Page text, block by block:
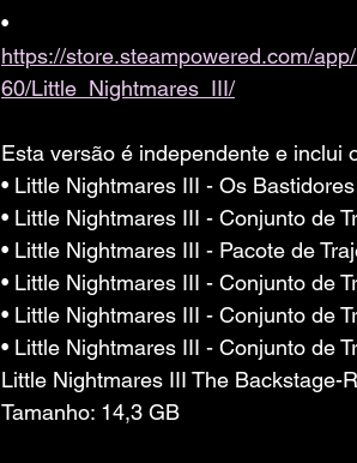
•
https://store.steampowered.com/
60/Little_Nightmares_III/
Esta versão é independente e inclui
• Little Nightmares III - Os Bastidores
• Little Nightmares III - Conjunto de
• Little Nightmares III - Pacote de
• Little Nightmares III - Conjunto de
• Little Nightmares III - Conjunto de
• Little Nightmares III - Conjunto de
Little Nightmares III The Backstage-
Tamanho: 14,3 GB